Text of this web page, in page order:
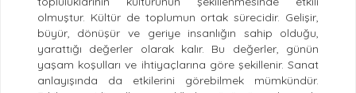
olmuştur. Kültür de toplumun ortak sürecidir. Gelişir,
büyür, dönüşür ve geriye insanlığın sahip olduğu,
yarattığı değerler olarak kalır. Bu değerler, günün
yaşam koşulları ve ihtiyaçlarına göre şekillenir. Sanat
anlayışında da etkilerini görebilmek mümkündür.